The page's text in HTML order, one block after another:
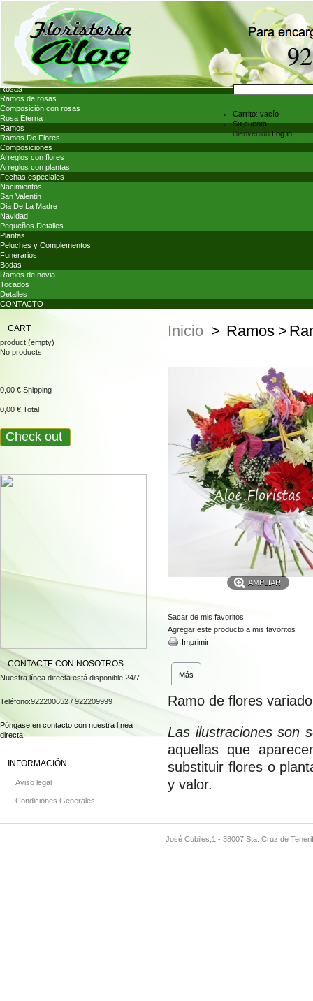
Carrito: vacío
Su cuenta
BienvenidoLog in
Rosas
Ramos de rosas
Composición con rosas
Rosa Eterna
Ramos
Ramos De Flores
Composiciones
Arreglos con flores
Arreglos con plantas
Fechas especiales
Nacimientos
San Valentin
Dia De La Madre
Navidad
Pequeños Detalles
Plantas
Peluches y Complementos
Funerarios
Bodas
Ramos de novia
Tocados
Detalles
CONTACTO
CART
product (empty)
No products
0,00 € Shipping
0,00 € Total
Check out
CONTACTE CON NOSOTROS
Nuestra línea directa está disponible 24/7
Teléfono:922200652 / 922209999
Póngase en contacto con nuestra línea
directa
INFORMACIÓN
Aviso legal
Condiciones Generales
Inicio > Ramos >
AMPLIAR
Sacar de mis favoritos
Agregar este producto a mis favoritos
Imprimir
Más
Ramo de flores
Las ilustraciones son
aquellas que
substituir flores o
y valor.
José Cubiles,1 - 38007 Sta. Cruz de